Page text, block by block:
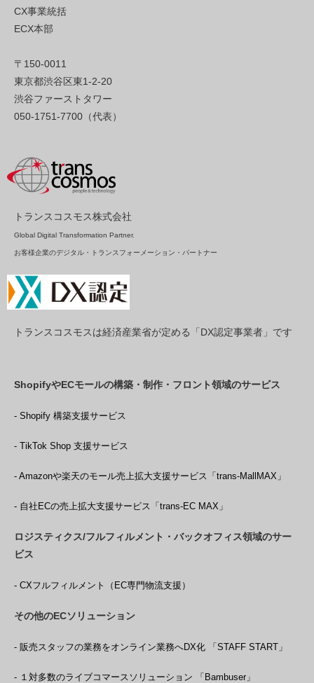
CX事業統括
ECX本部
〒150-0011
東京都渋谷区東1-2-20
渋谷ファーストタワー
050-1751-7700（代表）
トランスコスモス株式会社
Global Digital Transformation Partner.
お客様企業のデジタル・トランスフォーメーション・パートナー
トランスコスモスは経済産業省が定める「DX認定事業者」です
ShopifyやECモールの構築・制作・フロント領域のサービス
- Shopify 構築支援サービス
- TikTok Shop 支援サービス
- Amazonや楽天のモール売上拡大支援サービス「trans-MallMAX」
- 自社ECの売上拡大支援サービス「trans-EC MAX」
ロジスティクス/フルフィルメント・バックオフィス領域のサー
ビス
- CXフルフィルメント（EC専門物流支援）
その他のECソリューション
- 販売スタッフの業務をオンライン業務へDX化 「STAFF START」
- １対多数のライブコマースソリューション 「Bambuser」